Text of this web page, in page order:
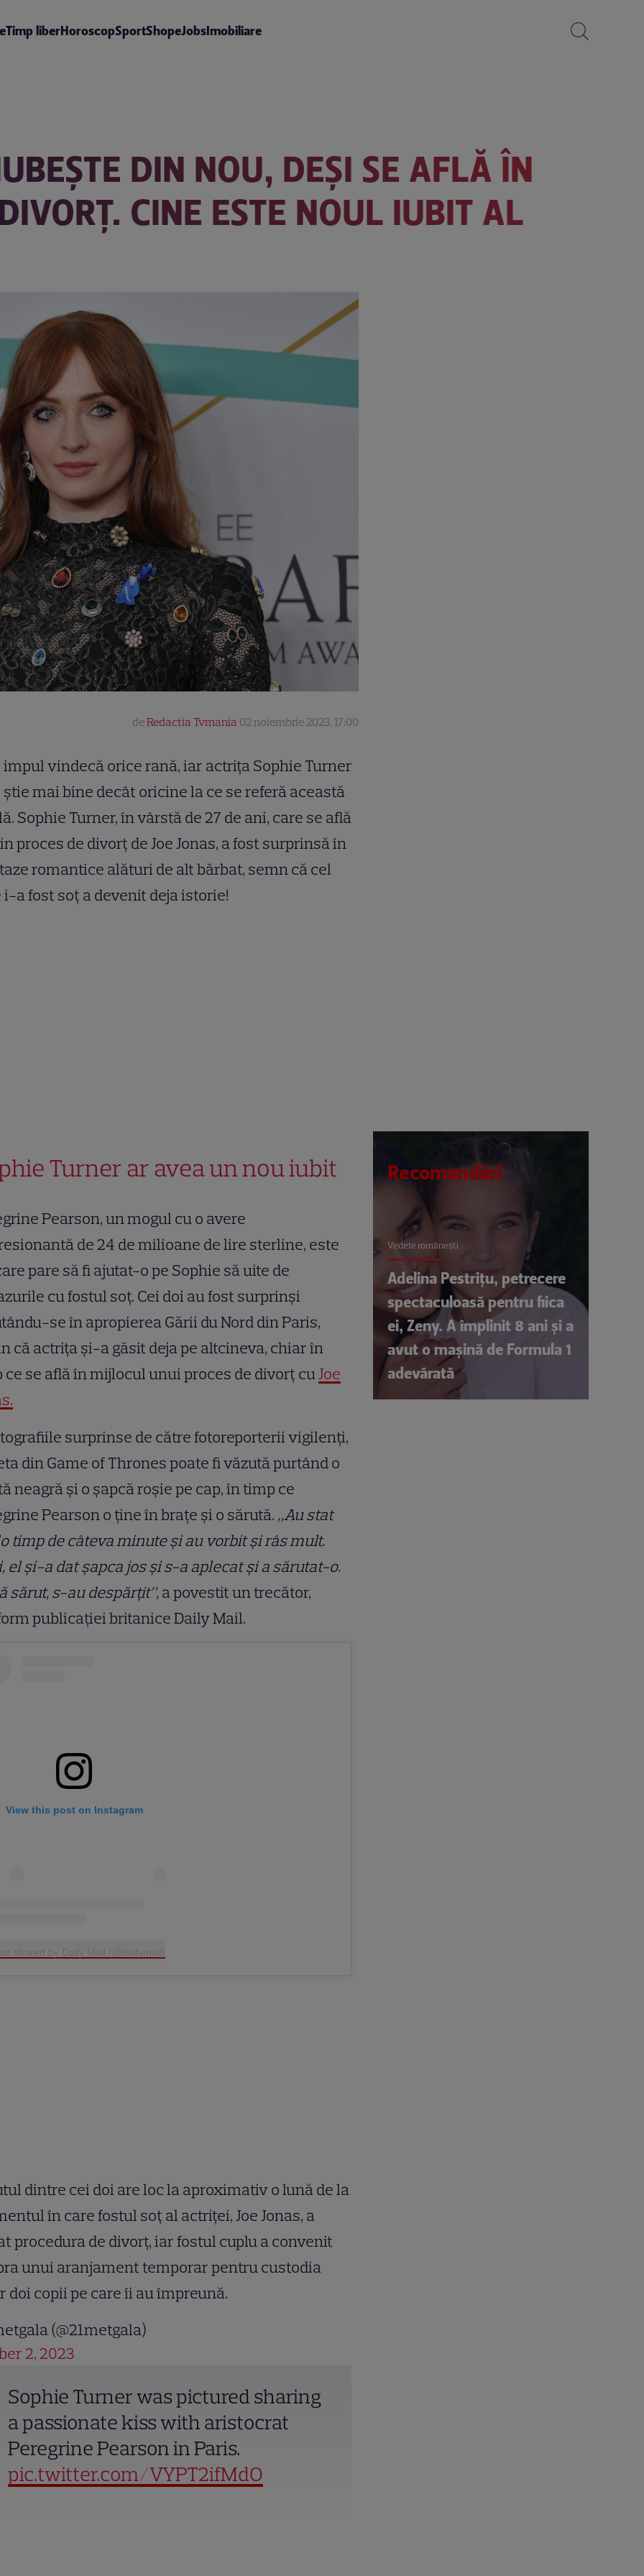
Timp liberHoroscopSportShopeJobsImobiliare
DIN NOU, DEȘI SE AFLĂ ÎN
CINE ESTE NOUL IUBIT AL
deRedactia Tvmania 02 noiembrie 2023, 17:00
impul vindecă orice rană, iar actrița Sophie Turner
știe mai bine decât oricine la ce se referă această
Sophie Turner, în vârstă de 27 de ani, care se află
proces de divorț de Joe Jonas, a fost surprinsă în
romantice alături de alt bărbat, semn că cel
i-a fost soț a devenit deja istorie!
Turner ar avea un nou iubit
Pearson, un mogul cu o avere
de 24 de milioane de lire sterline, este
pare să fi ajutat-o pe Sophie să uite de
cu fostul soț. Cei doi au fost surprinși
se în apropierea Gării du Nord din Paris,
că actrița și-a găsit deja pe altcineva, chiar în
ce se află în mijlocul unui proces de divorț cuJoe
surprinse de către fotoreporterii vigilenți,
din Game of Thrones poate fi văzută purtând o
neagră și o șapcă roșie pe cap, în timp ce
Pearson o ține în brațe și o sărută. „Au stat
timp de câteva minute și au vorbit și râs mult.
el și-a dat șapca jos și s-a aplecat și a sărutat-o.
sărut, s-au despărțit”,a povestit un trecător,
publicației britanice Daily Mail.
View this post on Instagram
shared by Daily Mail (@dailymail)
dintre cei doi are loc la aproximativ o lună de la
în care fostul soț al actriței, Joe Jonas, a
procedura de divorț, iar fostul cuplu a convenit
unui aranjament temporar pentru custodia
doi copii pe care îi au împreună.
Sophie Turner was pictured sharing
a passionate kiss with aristocrat
Peregrine Pearson in Paris.
pic.twitter.com/VYPT2ifMdO
(@21metgala)
2, 2023
Recomandări
Vedete româneşti
Adelina Pestrițu, petrecere
spectaculoasă pentru fiica
ei, Zeny. A împlinit 8 ani și a
avut o mașină de Formula 1
adevărată